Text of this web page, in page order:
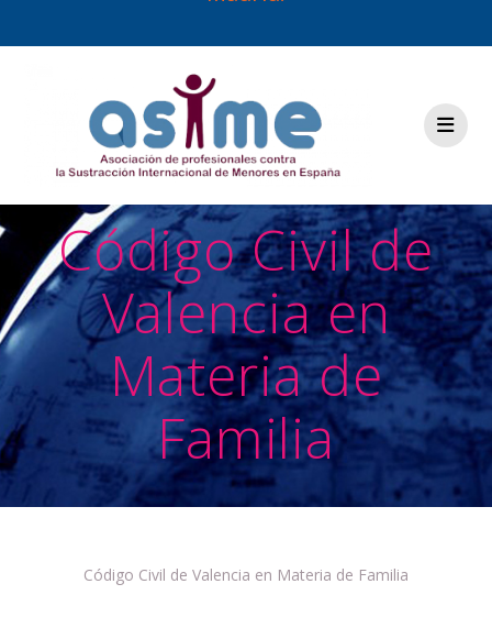
contenido
Código Civil de
Valencia en
Materia de
Familia
Código Civil de Valencia en Materia de Familia